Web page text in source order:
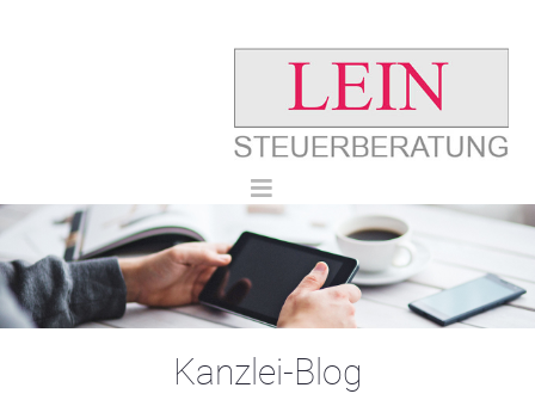
Kanzlei-Blog